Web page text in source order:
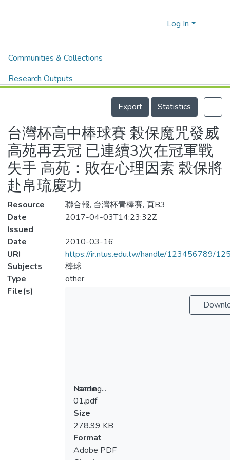
Log In
Communities & Collections
Research Outputs
Organizations
Statistics
Home 體育新聞剪報
Details
Export
Statistics
台灣杯高中棒球賽 榖保魔咒發威
高苑再丟冠 已連續3次在冠軍戰
失手 高苑：敗在心理因素 穀保將
赴帛琉慶功
Resource
聯合報, 台灣杯青棒賽, 頁B3
Date
Issued
2017-04-03T14:23:32Z
Date
2010-03-16
URI
https://ir.ntus.edu.tw/handle/123456789/
Subjects
棒球
Type
other
File(s)
Loading...
Loading...
Name
01.pdf
Size
278.99 KB
Format
Adobe PDF